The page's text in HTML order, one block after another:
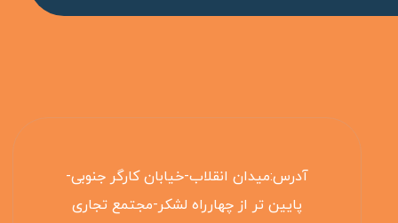
آدرس:میدان انقلاب-خیابان کارگر جنوبی-
پایین تر از چهارراه لشکر-مجتمع تجاری